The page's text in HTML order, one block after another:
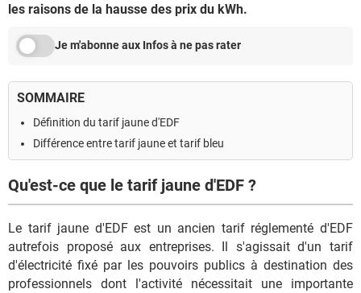
les raisons de la hausse des prix du kWh.
Je m'abonne aux Infos à ne pas rater
SOMMAIRE
Définition du tarif jaune d'EDF
Différence entre tarif jaune et tarif bleu
Qu'est-ce que le tarif jaune d'EDF ?
Le tarif jaune d'EDF est un ancien tarif réglementé d'EDF
autrefois proposé aux entreprises. Il s'agissait d'un tarif
d'électricité fixé par les pouvoirs publics à destination des
professionnels dont l'activité nécessitait une importante